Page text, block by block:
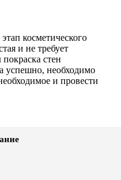
косметического
и не требует
стен
успешно, необходимо
и провести